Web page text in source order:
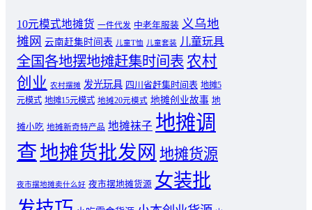
10元模式地摊货 一件代发 中老年服装 义乌地
摊网 云南赶集时间表 儿童T恤 儿童套装 儿童玩具
全国各地摆地摊赶集时间表 农村
创业 农村摆摊 发光玩具 四川省赶集时间表 地摊5
元模式 地摊15元模式 地摊20元模式 地摊创业故事 地
摊小吃 地摊新奇特产品 地摊袜子 地摊调
查地摊货批发网 地摊货源
夜市摆地摊卖什么好 夜市摆地摊货源 女装批